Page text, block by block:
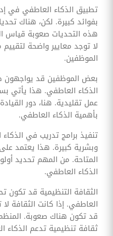
تطبيق الذكاء العاطفي في
بفوائد كبيرة. لكن، هناك
هذه التحديات صعوبة قياس
لا توجد معايير واضحة
الموظفين.
بعض الموظفين قد
الذكاء العاطفي. هذا يأتي
عمل تقليدية. هنا، دور
بأهمية الذكاء العاطفي.
تنفيذ برامج تدريب في
وبشرية كبيرة. هذا يعتمد
المتاحة. من المهم تحديد
الذكاء العاطفي.
الثقافة التنظيمية قد تكون
العاطفي. إذا كانت الثقافة
قد تكون هناك صعوبة.
ثقافة تنظيمية تدعم الذكاء